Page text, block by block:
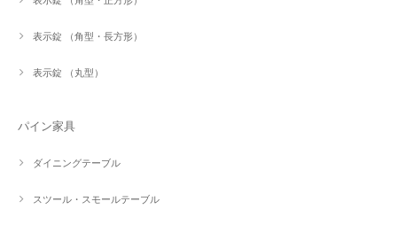
表示錠 （角型・長方形）
表示錠 （丸型）
パイン家具
ダイニングテーブル
スツール・スモールテーブル